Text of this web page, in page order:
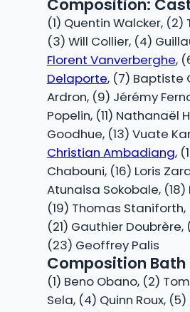
Composition:
(1) Quentin Walcker,
(3) Will Collier, (4)
Florent Vanverberghe,
Delaporte, (7) Baptiste
Ardron, (9) Jérémy
Popelin, (11) Nathanaël
Goodhue, (13) Vuate
Christian Ambadiang,
Chabouni, (16) Loris
Atunaisa Sokobale,
(19) Thomas
(21) Gauthier Doubrère,
(23) Geoffrey Palis
Composition Bath
(1) Beno Obano, (2)
Sela, (4) Quinn Roux,